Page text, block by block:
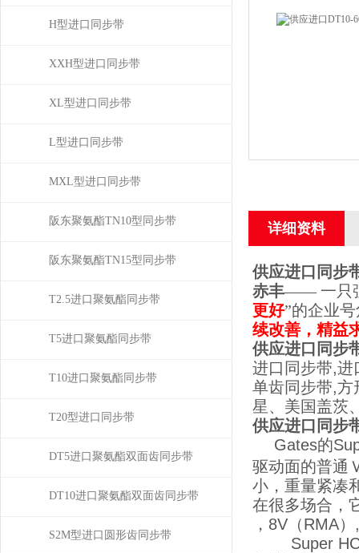
H型进口同步带
XXH型进口同步带
XL型进口同步带
L型进口同步带
MXL型进口同步带
阪东聚氨酯TN10型同步带
阪东聚氨酯TN15型同步带
T2.5进口聚氨酯同步带
T5进口聚氨酯同步带
T10进口聚氨酯同步带
T20型进口同步带
DT5进口聚氨酯双面齿同步带
DT10进口聚氨酯双面齿同步带
S2M型进口圆形齿同步带
详细资料
供应进口同步
赤丰—— 一只
更好”的企业
续改善，精益
供应进口同步
进口同步带,进
单齿同步带,方
星、美国盖茨
供应进口同步
Gates的
驱动面的普通
小，重量紧凑
在很多场合，
，8V（RMA
Super HC包